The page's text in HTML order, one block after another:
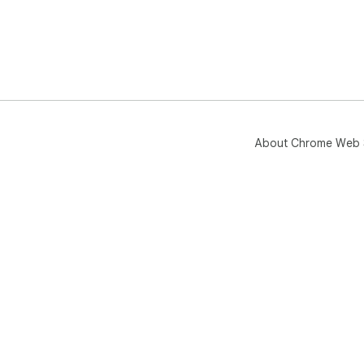
About Chrome Web